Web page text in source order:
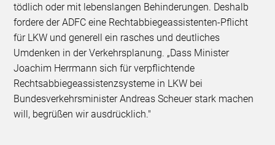
tödlich oder mit lebenslangen Behinderungen. Deshalb
fordere der ADFC eine Rechtabbiegeassistenten-Pflicht
für LKW und generell ein rasches und deutliches
Umdenken in der Verkehrsplanung. „Dass Minister
Joachim Herrmann sich für verpflichtende
Rechtsabbiegeassistenzsysteme in LKW bei
Bundesverkehrsminister Andreas Scheuer stark machen
will, begrüßen wir ausdrücklich."